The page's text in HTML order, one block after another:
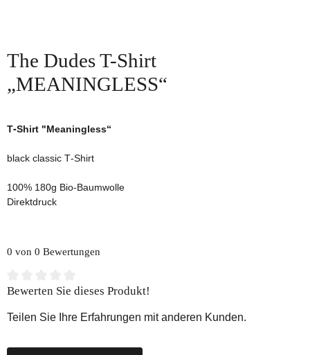
The Dudes T-Shirt
„MEANINGLESS“
T-Shirt "Meaningless“
black classic T-Shirt
100% 180g Bio-Baumwolle
Direktdruck
0 von 0 Bewertungen
Durchschnittliche Bewertung von 0 von 5 Sternen
Bewerten Sie dieses Produkt!
Teilen Sie Ihre Erfahrungen mit anderen Kunden.